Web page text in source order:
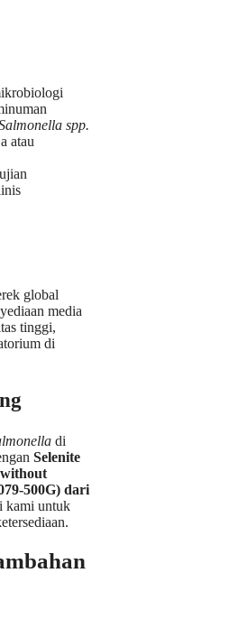
spp.
atau
global
media
tinggi,
di
di
Selenite
500G) dari
kami untuk